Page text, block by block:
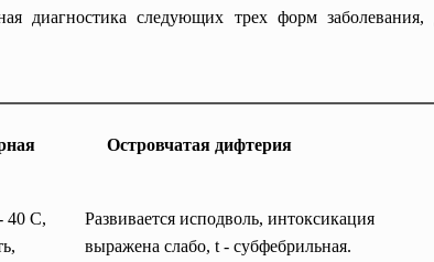
диагностика следующих трех форм заболевания,
Островчатая дифтерия
40 C,
Развивается исподволь, интоксикация
выражена слабо, t - субфебрильная.